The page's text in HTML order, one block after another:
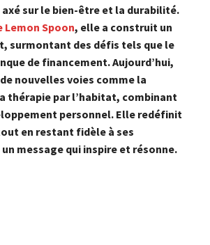
sur le bien-être et la durabilité.
Lemon Spoon, elle a construit un
surmontant des défis tels que le
de financement. Aujourd’hui,
nouvelles voies comme la
thérapie par l’habitat, combinant
personnel. Elle redéfinit
en restant fidèle à ses
message qui inspire et résonne.